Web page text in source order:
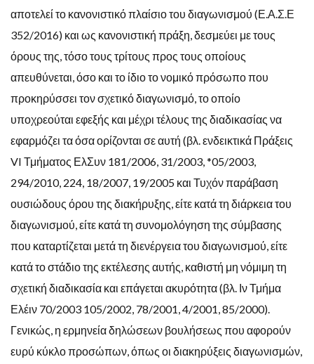
αποτελεί το κανονιστικό πλαίσιο του διαγωνισμού (Ε.Α.Σ.Ε
352/2016) και ως κανονιστική πράξη, δεσμεύει με τους
όρους της, τόσο τους τρίτους προς τους οποίους
απευθύνεται, όσο και το ίδιο το νομικό πρόσωπο που
προκηρύσσει τον σχετικό διαγωνισμό, το οποίο
υποχρεούται εφεξής και μέχρι τέλους της διαδικασίας να
εφαρμόζει τα όσα ορίζονται σε αυτή (βλ. ενδεικτικά Πράξεις
VI Τμήματος ΕλΣυν 181/2006, 31/2003, *05/2003,
294/2010, 224, 18/2007, 19/2005 και Τυχόν παράβαση
ουσιώδους όρου της διακήρυξης, είτε κατά τη διάρκεια του
διαγωνισμού, είτε κατά τη συνομολόγηση της σύμβασης
που καταρτίζεται μετά τη διενέργεια του διαγωνισμού, είτε
κατά το στάδιο της εκτέλεσης αυτής, καθιστή μη νόμιμη τη
σχετική διαδικασία και επάγεται ακυρότητα (βλ. Ιν Τμήμα
Ελέιν 70/2003 105/2002, 78/2001, 4/2001, 85/2000).
Γενικώς, η ερμηνεία δηλώσεων βουλήσεως που αφορούν
ευρύ κύκλο προσώπων, όπως οι διακηρύξεις διαγωνισμών,